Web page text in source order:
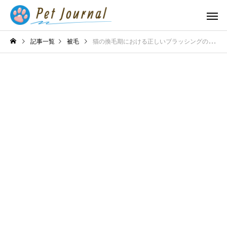
記事一覧 被毛 猫の換毛期における正しいブラッシングの頻度！抜け毛トラブルを完全予防